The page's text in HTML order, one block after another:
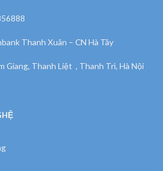
Thanh Xuân – CN Hà Tây
Giang, Thanh Liệt , Thanh Trì, Hà Nội